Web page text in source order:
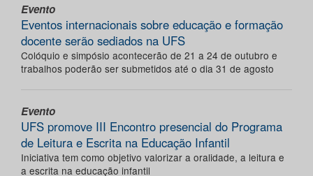
Evento
Eventos internacionais sobre educação e formação
docente serão sediados na UFS
Colóquio e simpósio acontecerão de 21 a 24 de outubro e
trabalhos poderão ser submetidos até o dia 31 de agosto
Evento
UFS promove III Encontro presencial do Programa
de Leitura e Escrita na Educação Infantil
Iniciativa tem como objetivo valorizar a oralidade, a leitura e
a escrita na educação infantil